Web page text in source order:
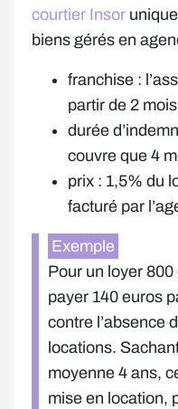
courtier Insor
biens gérés en
franchise :
partir de 2
durée
couvre que 4
prix : 1,5% du
facturé par
Exemple
Pour un loyer
payer 140 euros
contre l’absence
locations.
moyenne 4 ans,
mise en location,